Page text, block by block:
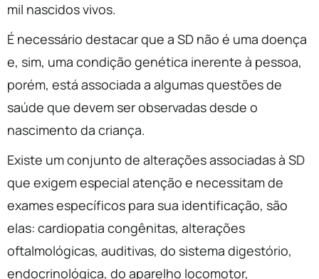
mil nascidos vivos.
É necessário destacar que a SD não é uma doença
e, sim, uma condição genética inerente à pessoa,
porém, está associada a algumas questões de
saúde que devem ser observadas desde o
nascimento da criança.
Existe um conjunto de alterações associadas à SD
que exigem especial atenção e necessitam de
exames específicos para sua identificação, são
elas: cardiopatia congênitas, alterações
oftalmológicas, auditivas, do sistema digestório,
endocrinológica, do aparelho locomotor,